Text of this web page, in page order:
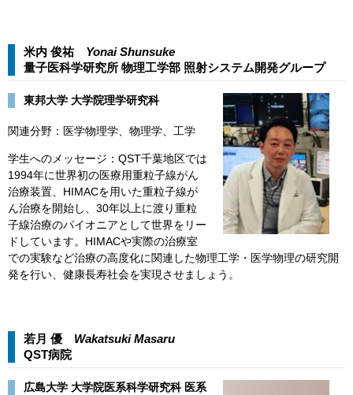
米内 俊祐 Yonai Shunsuke​​
量子医科学研究所 物理工学部 照射システム開発グループ​
東邦大学 大学院理学研究科
関連分野：医学物理学、物理学、工学
学生へのメッセージ：QST千葉地区では
1994年に世界初の医療用重粒子線がん
治療装置、HIMACを用いた重粒子線が
ん治療を開始し、30年以上に渡り重粒
子線治療のパイオニアとして世界をリー
ドしています。HIMACや実際の治療室
での実験など治療の高度化に関連した物理工学・医学物理の研究開
発を行い、健康長寿社会を実現させましょう。
若月 優 Wakatsuki Masaru​​
QST病院​
広島大学 大学院医系科学研究科 医系